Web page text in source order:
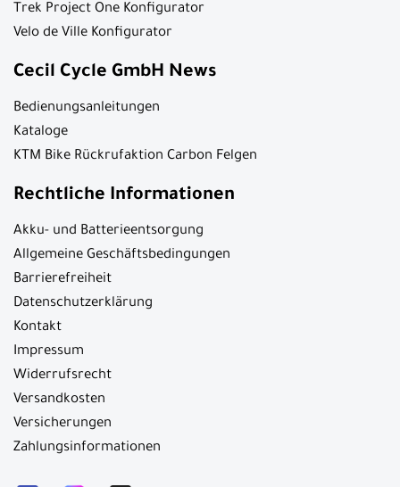
Trek Project One Konfigurator
Velo de Ville Konfigurator
Cecil Cycle GmbH News
Bedienungsanleitungen
Kataloge
KTM Bike Rückrufaktion Carbon Felgen
Rechtliche Informationen
Akku- und Batterieentsorgung
Allgemeine Geschäftsbedingungen
Barrierefreiheit
Datenschutzerklärung
Kontakt
Impressum
Widerrufsrecht
Versandkosten
Versicherungen
Zahlungsinformationen